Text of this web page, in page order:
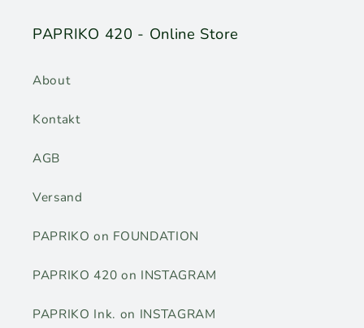
PAPRIKO 420 - Online Store
About
Kontakt
AGB
Versand
PAPRIKO on FOUNDATION
PAPRIKO 420 on INSTAGRAM
PAPRIKO Ink. on INSTAGRAM